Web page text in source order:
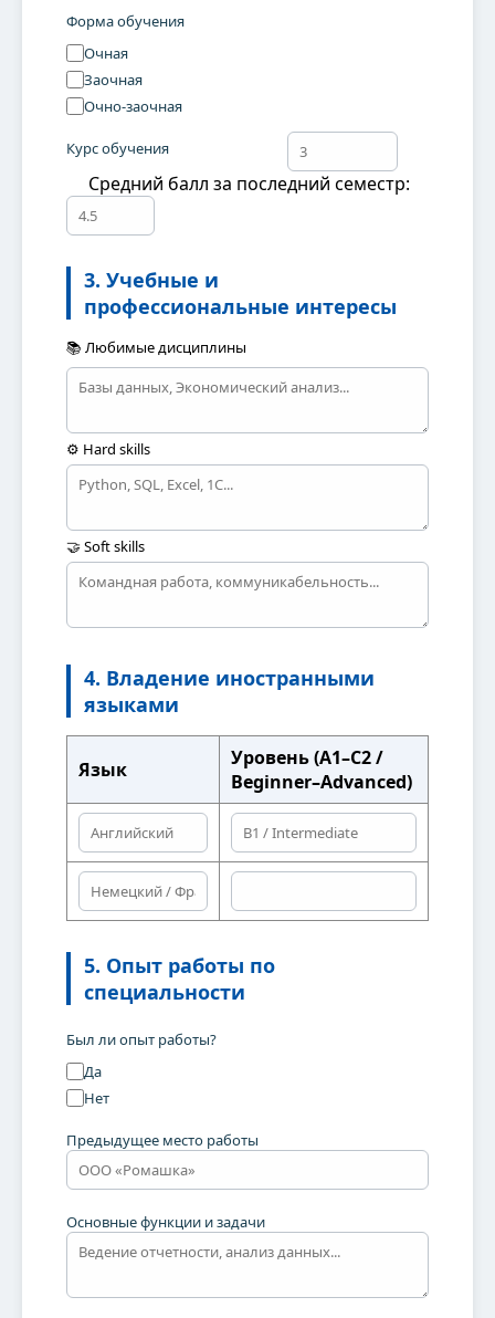
Форма обучения
Очная
Заочная
Очно-заочная
Курс обучения
Средний балл за последний семестр:
3. Учебные и
профессиональные интересы
📚 Любимые дисциплины
⚙️ Hard skills
🤝 Soft skills
4. Владение иностранными
языками
Язык
Уровень (A1–C2 /
Beginner–Advanced)
5. Опыт работы по
специальности
Был ли опыт работы?
Да
Нет
Предыдущее место работы
Основные функции и задачи